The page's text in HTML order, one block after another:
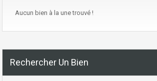
Aucun bien à la une trouvé !
Rechercher Un Bien